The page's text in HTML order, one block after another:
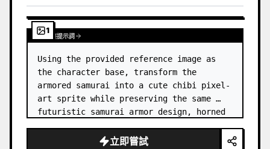
1
查看完整提示詞
Using the provided reference image as
the character base, transform the
armored samurai into a cute chibi pixel-
art sprite while preserving the same
futuristic samurai armor design, horned
accents, glowing cyan energy details,…
立即嘗試